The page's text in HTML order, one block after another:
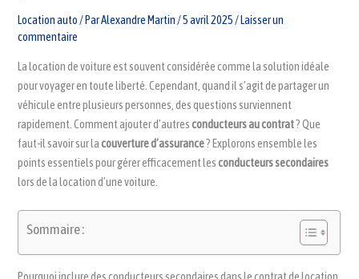
Location auto / ParAlexandre Martin /5 avril 2025 /Laisser un
commentaire
La location de voiture est souvent considérée comme la solution idéale
pour voyager en toute liberté. Cependant, quand il s’agit de partager un
véhicule entre plusieurs personnes, des questions surviennent
rapidement. Comment ajouter d’autresconducteurs au contrat? Que
faut-il savoir sur lacouverture d’assurance? Explorons ensemble les
points essentiels pour gérer efficacement lesconducteurs secondaires
lors de la location d’une voiture.
Sommaire :
Pourquoi inclure des conducteurs secondaires dans le contrat de location